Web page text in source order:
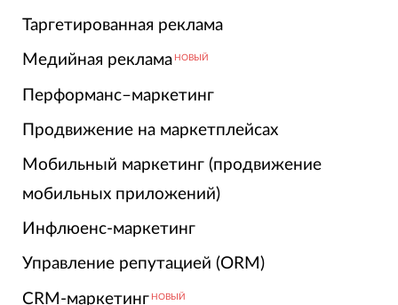
Таргетированная реклама
Медийная реклама НОВЫЙ
Перформанс–маркетинг
Продвижение на маркетплейсах
Мобильный маркетинг (продвижение
мобильных приложений)
Инфлюенс-маркетинг
Управление репутацией (ORM)
CRM-маркетинг НОВЫЙ